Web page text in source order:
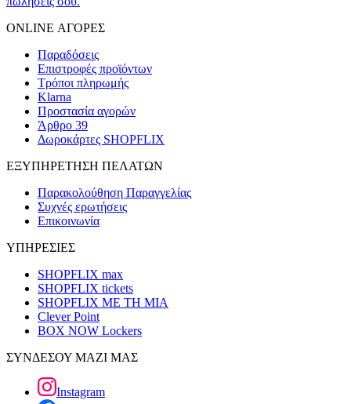
ONLINE ΑΓΟΡΕΣ
Παραδόσεις
Επιστροφές προϊόντων
Τρόποι πληρωμής
Klarna
Προστασία αγορών
Άρθρο 39
Δωροκάρτες SHOPFLIX
ΕΞΥΠΗΡΕΤΗΣΗ ΠΕΛΑΤΩΝ
Παρακολούθηση Παραγγελίας
Συχνές ερωτήσεις
Επικοινωνία
ΥΠΗΡΕΣΙΕΣ
SHOPFLIX max
SHOPFLIX tickets
SHOPFLIX ΜΕ ΤΗ ΜΙΑ
Clever Point
BOX NOW Lockers
ΣΥΝΔΕΣΟΥ ΜΑΖΙ ΜΑΣ
Instagram